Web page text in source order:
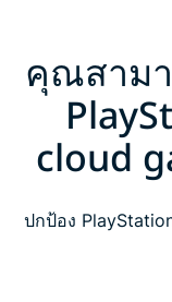
คุณสามา
cloud
ปกป้อง